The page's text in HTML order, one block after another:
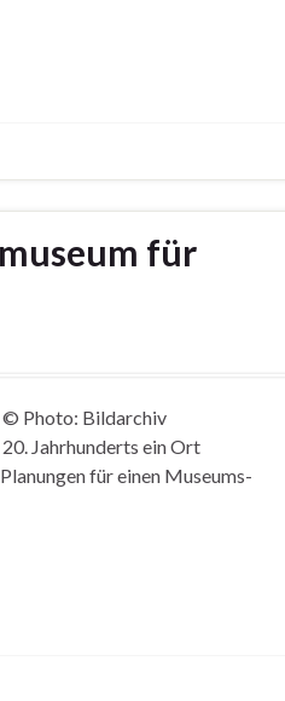
für
© Photo: Bildarchiv
Jahrhunderts ein Ort
für einen Museums-